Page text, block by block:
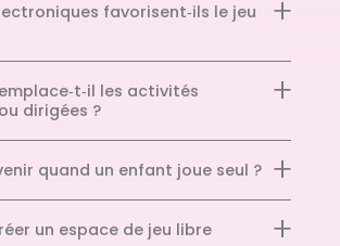
favorisent‑ils le jeu
les activités
dirigées ?
quand un enfant joue seul ?
un espace de jeu libre